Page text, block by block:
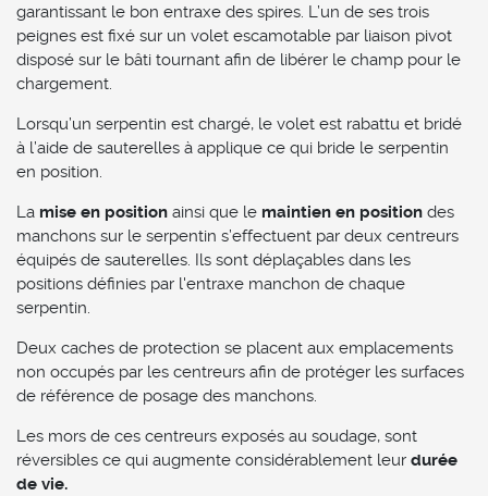
garantissant le bon entraxe des spires. L’un de ses trois
peignes est fixé sur un volet escamotable par liaison pivot
disposé sur le bâti tournant afin de libérer le champ pour le
chargement.
Lorsqu’un serpentin est chargé, le volet est rabattu et bridé
à l’aide de sauterelles à applique ce qui bride le serpentin
en position.
La mise en position ainsi que le maintien en position des
manchons sur le serpentin s’effectuent par deux centreurs
équipés de sauterelles. Ils sont déplaçables dans les
positions définies par l'entraxe manchon de chaque
serpentin.
Deux caches de protection se placent aux emplacements
non occupés par les centreurs afin de protéger les surfaces
de référence de posage des manchons.
Les mors de ces centreurs exposés au soudage, sont
réversibles ce qui augmente considérablement leur durée
de vie.